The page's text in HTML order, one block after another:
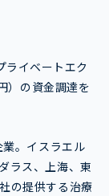
イベートエク
）の資金調達を
。イスラエル
ラス、上海、東
の提供する治療